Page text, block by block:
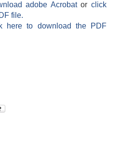
adobe Acrobatorclick
file.
here to download the PDF